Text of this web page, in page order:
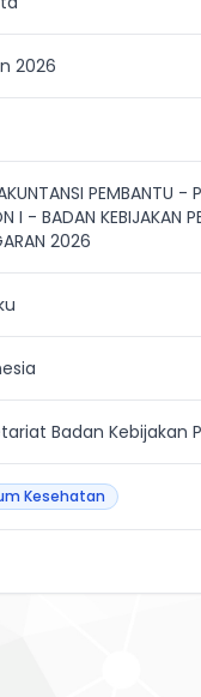
2026
PEMBANTU -
I - BADAN KEBIJAKAN
2026
Badan Kebijakan
Kesehatan